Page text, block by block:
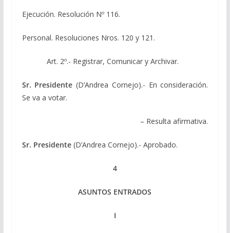
Ejecución. Resolución Nº 116.
Personal. Resoluciones Nros. 120 y 121.
Art. 2º.- Registrar, Comunicar y Archivar.
Sr. Presidente(D’Andrea Cornejo).- En consideración.
Se va a votar.
– Resulta afirmativa.
Sr. Presidente (D’Andrea Cornejo).- Aprobado.
4
ASUNTOS ENTRADOS
I